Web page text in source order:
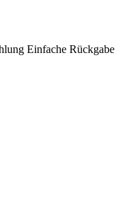
Einfache Rückgabe